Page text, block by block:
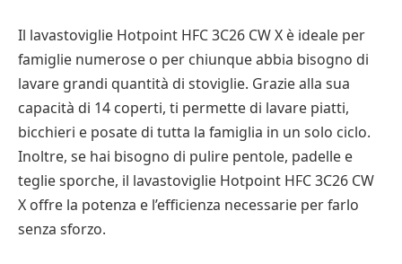
Il lavastoviglie Hotpoint HFC 3C26 CW X è ideale per
famiglie numerose o per chiunque abbia bisogno di
lavare grandi quantità di stoviglie. Grazie alla sua
capacità di 14 coperti, ti permette di lavare piatti,
bicchieri e posate di tutta la famiglia in un solo ciclo.
Inoltre, se hai bisogno di pulire pentole, padelle e
teglie sporche, il lavastoviglie Hotpoint HFC 3C26 CW
X offre la potenza e l’efficienza necessarie per farlo
senza sforzo.